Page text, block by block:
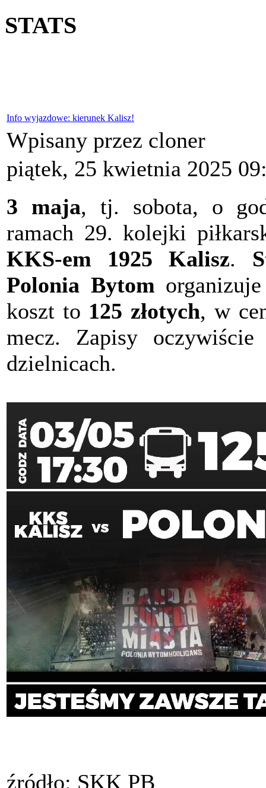
STATS
Info wyjazdowe: kierunek Kalisz!
Wpisany przez cloner
piątek, 25 kwietnia 2025
3 maja, tj. sobota, o
ramach 29. kolejki
KKS-em 1925 Kalisz.
Polonia Bytom
koszt to 125 złotych, w
mecz. Zapisy
dzielnicach.
źródło: SKK PB